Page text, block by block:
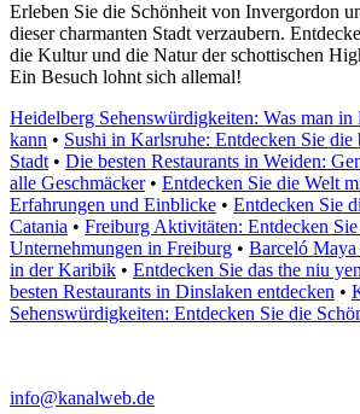
Erleben Sie die Schönheit von Invergordon
dieser charmanten Stadt verzaubern.
die Kultur und die Natur der schottischen
Ein Besuch lohnt sich allemal!
Heidelberg Sehenswürdigkeiten: Was man in
kann • Sushi in Karlsruhe: Entdecken Sie die
Stadt • Die besten Restaurants in Weiden:
alle Geschmäcker• Entdecken Sie die Welt
Erfahrungen und Einblicke • Entdecken Sie
Catania • Freiburg Aktivitäten: Entdecken
Unternehmungen in Freiburg • Barceló
in der Karibik • Entdecken Sie das the niu
besten Restaurants in Dinslaken entdecken •
Sehenswürdigkeiten: Entdecken Sie die
info@kanalweb.de